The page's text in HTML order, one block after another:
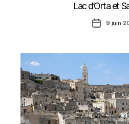
Lac d’Orta et
Date9 juin